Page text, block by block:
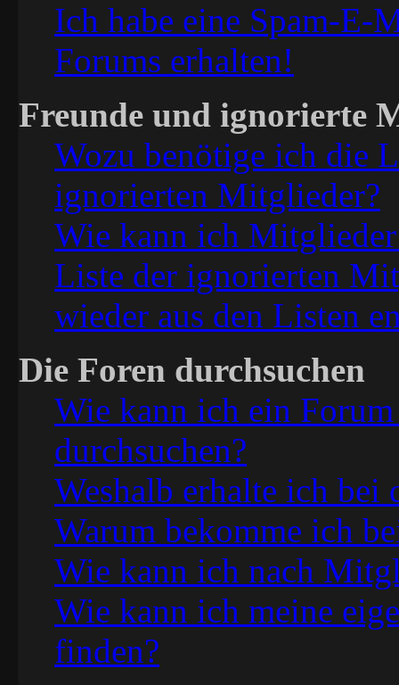
Ich habe eine Spam-E-
Forums erhalten!
Freunde und ignorierte
Wozu benötige ich die
ignorierten Mitglieder?
Wie kann ich
Liste der ignorierten
wieder aus den Listen
Die Foren durchsuchen
Wie kann ich ein
durchsuchen?
Weshalb erhalte ich bei
Warum bekomme ich
Wie kann ich nach
Wie kann ich meine
finden?